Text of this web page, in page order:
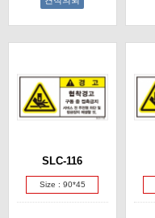
SLC-116
Size : 90*45